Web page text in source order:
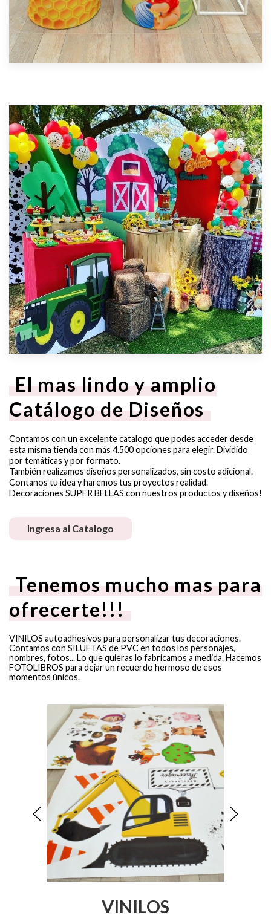
El mas lindo y amplio
Catálogo de Diseños
Contamos con un excelente catalogo que podes acceder desde
esta misma tienda con más 4.500 opciones para elegir. Dividido
por temáticas y por formato.
También realizamos diseños personalizados, sin costo adicional.
Contanos tu idea y haremos tus proyectos realidad.
Decoraciones SUPER BELLAS con nuestros productos y diseños!
Ingresa al Catalogo
Tenemos mucho mas para
ofrecerte!!!
VINILOS autoadhesivos para personalizar tus decoraciones.
Contamos con SILUETAS de PVC en todos los personajes,
nombres, fotos... Lo que quieras lo fabricamos a medida. Hacemos
FOTOLIBROS para dejar un recuerdo hermoso de esos
momentos únicos.
VINILOS